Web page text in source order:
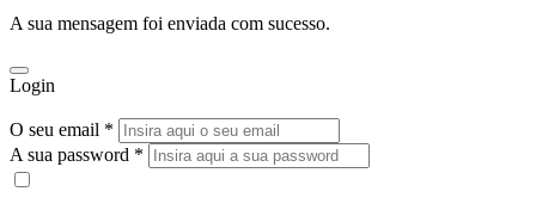
A sua mensagem foi enviada com sucesso.
Login
O seu email *
A sua password *